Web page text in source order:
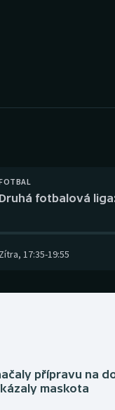
Druhá fotbalová
Zítra, 17:35-19:55
přípravu na
maskota